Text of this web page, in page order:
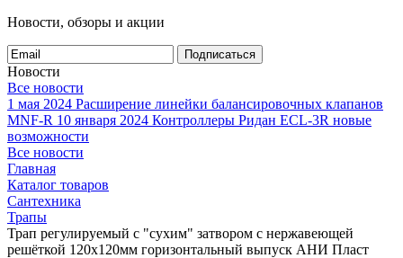
Новости, обзоры и акции
Подписаться
Новости
Все новости
1 мая 2024 Расширение линейки балансировочных клапанов
MNF-R 10 января 2024 Контроллеры Ридан ECL-3R новые
возможности
Все новости
Главная
Каталог товаров
Сантехника
Трапы
Трап регулируемый с "сухим" затвором с нержавеющей
решёткой 120х120мм горизонтальный выпуск АНИ Пласт